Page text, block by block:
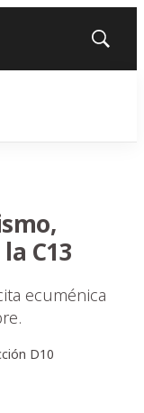
Mostrar
C13
ecuménica
D10